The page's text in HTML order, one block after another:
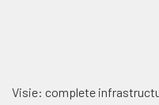
Visie: complete